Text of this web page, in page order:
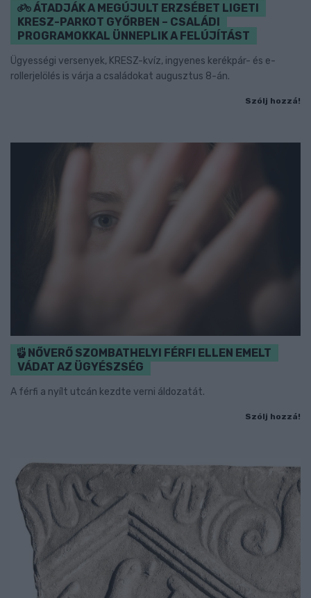
ÁTADJÁK A MEGÚJULT ERZSÉBET LIGETI
KRESZ-PARKOT GYŐRBEN – CSALÁDI
PROGRAMOKKAL ÜNNEPLIK A FELÚJÍTÁST
Ügyességi versenyek, KRESZ-kvíz, ingyenes kerékpár- és e-
rollerjelölés is várja a családokat augusztus 8-án.
Szólj hozzá!
NŐVERŐ SZOMBATHELYI FÉRFI ELLEN EMELT
VÁDAT AZ ÜGYÉSZSÉG
A férfi a nyílt utcán kezdte verni áldozatát.
Szólj hozzá!